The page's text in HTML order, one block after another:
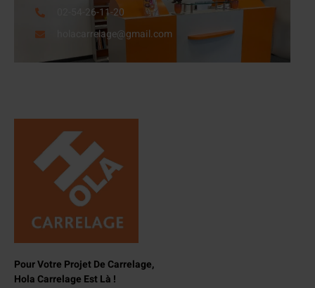
02-54-26-11-20
holacarrelage@gmail.com
Pour Votre Projet De Carrelage,
Hola Carrelage Est Là !